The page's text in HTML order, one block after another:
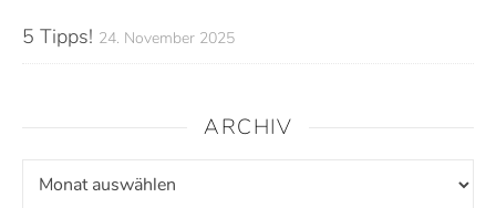
5 Tipps! 24. November 2025
ARCHIV